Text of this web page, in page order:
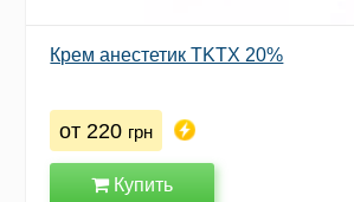
Крем анестетик TKTX 20%
от 220 грн
Купить